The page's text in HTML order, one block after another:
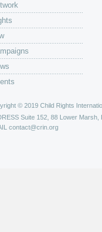
© 2019 Child Rights
Suite 152, 88 Lower Marsh,
contact@crin.org